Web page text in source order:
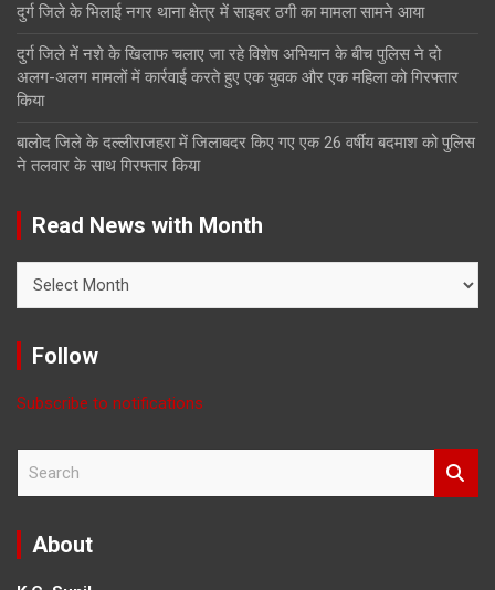
दुर्ग जिले के भिलाई नगर थाना क्षेत्र में साइबर ठगी का मामला सामने आया
दुर्ग जिले में नशे के खिलाफ चलाए जा रहे विशेष अभियान के बीच पुलिस ने दो
अलग-अलग मामलों में कार्रवाई करते हुए एक युवक और एक महिला को गिरफ्तार
किया
बालोद जिले के दल्लीराजहरा में जिलाबदर किए गए एक 26 वर्षीय बदमाश को पुलिस
ने तलवार के साथ गिरफ्तार किया
Read News with Month
News
Month
Follow
Subscribe to notifications
r
About